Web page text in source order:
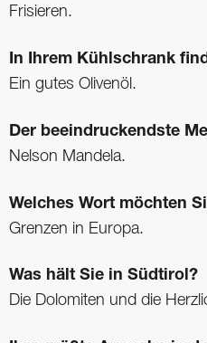
Frisieren.
In Ihrem Kühlschrank
Ein gutes Olivenöl.
Der beeindruckendste
Nelson Mandela.
Welches Wort möchten
Grenzen in Europa.
Was hält Sie in Südtirol?
Die Dolomiten und die